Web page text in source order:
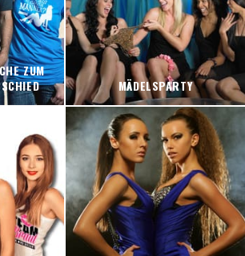
ZUM
MÄDELSPARTY